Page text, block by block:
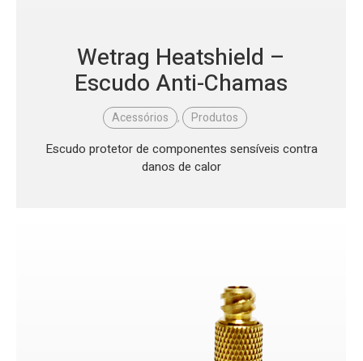
Wetrag Heatshield –
Escudo Anti-Chamas
Acessórios , Produtos
Escudo protetor de componentes sensíveis contra
danos de calor